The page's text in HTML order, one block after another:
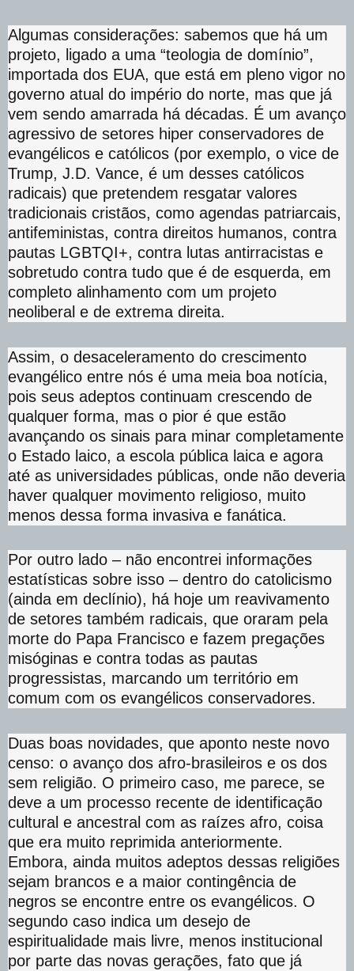
Algumas considerações: sabemos que há um
projeto, ligado a uma “teologia de domínio”,
importada dos EUA, que está em pleno vigor no
governo atual do império do norte, mas que já
vem sendo amarrada há décadas. É um avanço
agressivo de setores hiper conservadores de
evangélicos e católicos (por exemplo, o vice de
Trump, J.D. Vance, é um desses católicos
radicais) que pretendem resgatar valores
tradicionais cristãos, como agendas patriarcais,
antifeministas, contra direitos humanos, contra
pautas LGBTQI+, contra lutas antirracistas e
sobretudo contra tudo que é de esquerda, em
completo alinhamento com um projeto
neoliberal e de extrema direita.
Assim, o desaceleramento do crescimento
evangélico entre nós é uma meia boa notícia,
pois seus adeptos continuam crescendo de
qualquer forma, mas o pior é que estão
avançando os sinais para minar completamente
o Estado laico, a escola pública laica e agora
até as universidades públicas, onde não deveria
haver qualquer movimento religioso, muito
menos dessa forma invasiva e fanática.
Por outro lado – não encontrei informações
estatísticas sobre isso – dentro do catolicismo
(ainda em declínio), há hoje um reavivamento
de setores também radicais, que oraram pela
morte do Papa Francisco e fazem pregações
misóginas e contra todas as pautas
progressistas, marcando um território em
comum com os evangélicos conservadores.
Duas boas novidades, que aponto neste novo
censo: o avanço dos afro-brasileiros e os dos
sem religião. O primeiro caso, me parece, se
deve a um processo recente de identificação
cultural e ancestral com as raízes afro, coisa
que era muito reprimida anteriormente.
Embora, ainda muitos adeptos dessas religiões
sejam brancos e a maior contingência de
negros se encontre entre os evangélicos. O
segundo caso indica um desejo de
espiritualidade mais livre, menos institucional
por parte das novas gerações, fato que já